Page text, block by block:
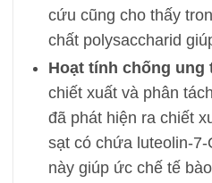
cứu cũng cho thấy
chất polysaccharid
Hoạt tính chống ung
chiết xuất và phân
đã phát hiện ra chiết
sạt có chứa luteolin-
này giúp ức chế tế